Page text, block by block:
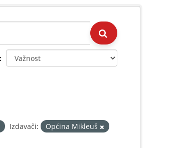
Izdavači:
Općina Mikleuš